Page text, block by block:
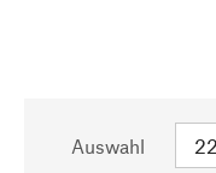
Auswahl